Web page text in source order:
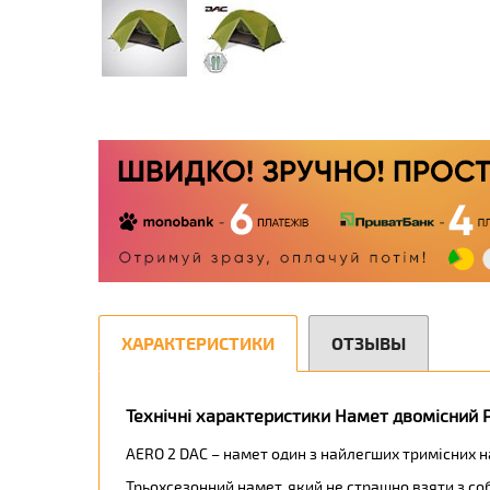
ХАРАКТЕРИСТИКИ
Технічні характеристики Намет двомісний
AERO 2 DAC – намет один з найлегших тримісних
ОТЗЫВЫ